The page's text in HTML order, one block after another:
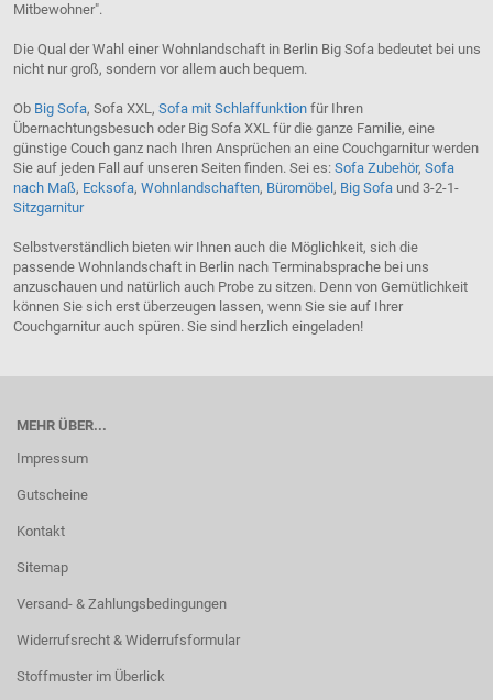
Mitbewohner".
Die Qual der Wahl einer Wohnlandschaft in Berlin Big Sofa bedeutet bei uns
nicht nur groß, sondern vor allem auch bequem.
Ob Big Sofa, Sofa XXL, Sofa mit Schlaffunktionfür Ihren
Übernachtungsbesuch oder Big Sofa XXL für die ganze Familie, eine
günstige Couch ganz nach Ihren Ansprüchen an eine Couchgarnitur werden
Sie auf jeden Fall auf unseren Seiten finden. Sei es: Sofa Zubehör, Sofa
nach Maß, Ecksofa, Wohnlandschaften, Büromöbel , Big Sofaund 3-2-1-
Sitzgarnitur
Selbstverständlich bieten wir Ihnen auch die Möglichkeit, sich die
passende Wohnlandschaft in Berlin nach Terminabsprache bei uns
anzuschauen und natürlich auch Probe zu sitzen. Denn von Gemütlichkeit
können Sie sich erst überzeugen lassen, wenn Sie sie auf Ihrer
Couchgarnitur auch spüren. Sie sind herzlich eingeladen!
MEHR ÜBER...
Impressum
Gutscheine
Kontakt
Sitemap
Versand- & Zahlungsbedingungen
Widerrufsrecht & Widerrufsformular
Stoffmuster im Überlick